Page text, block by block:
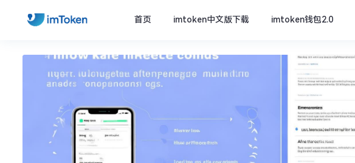
首页 imtoken中文版下载 imtoken钱包2.0